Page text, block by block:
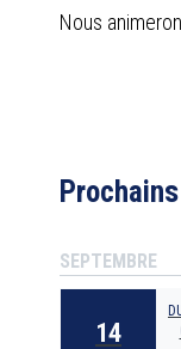
Nous
SEPTEMBRE
14